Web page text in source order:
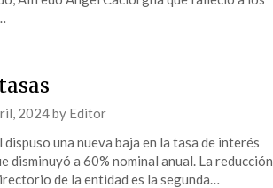
2024by Editor
una nueva baja en la tasa de interés
disminuyó a 60% nominal anual. La reducción
de la entidad es la segunda…